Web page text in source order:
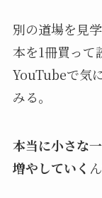
別の道場を見学
本を1冊買って
YouTubeで気
みる。
本当に小さな
増やしていく